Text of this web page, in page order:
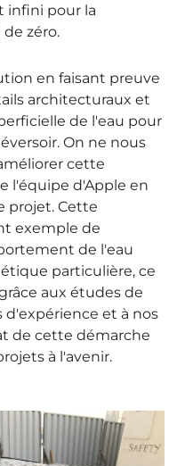
infini pour la
zéro.
en faisant preuve
architecturaux et
de l'eau pour
On ne nous
cette
l'équipe d'Apple en
projet. Cette
exemple de
de l'eau
particulière, ce
aux études de
d'expérience et à nos
de cette démarche
à l'avenir.